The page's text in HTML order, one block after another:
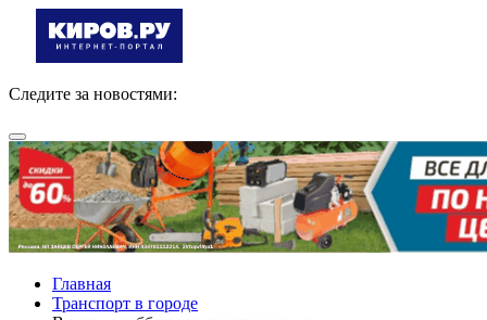
Следите за новостями:
Главная
Транспорт в городе